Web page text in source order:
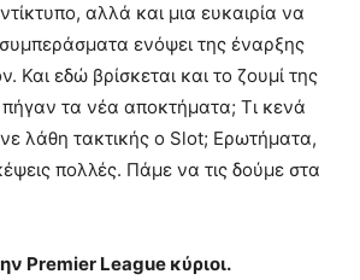
αλλά και μια ευκαιρία να
ενόψει της έναρξης
Και εδώ βρίσκεται και το ζουμί της
τα νέα αποκτήματα; Τι κενά
λάθη τακτικής ο Slot; Ερωτήματα,
πολλές. Πάμε να τις δούμε στα
Premier League κύριοι.